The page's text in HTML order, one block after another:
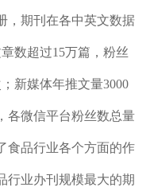
，期刊在各中英文数据
数超过15万篇，粉丝
新媒体年推文量3000
各微信平台粉丝数总量
食品行业各个方面的作
行业办刊规模最大的期